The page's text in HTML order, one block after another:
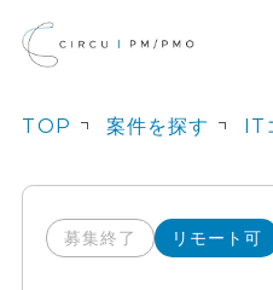
ご利用の流れ
TOP 案件を探す IT
募集終了 リモート可